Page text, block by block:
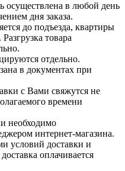
осуществлена в любой день
дня заказа.
до подъезда, квартиры
товара
отдельно.
в документах при
с Вами свяжутся не
времени
необходимо
интернет-магазина.
условий доставки и
оплачивается